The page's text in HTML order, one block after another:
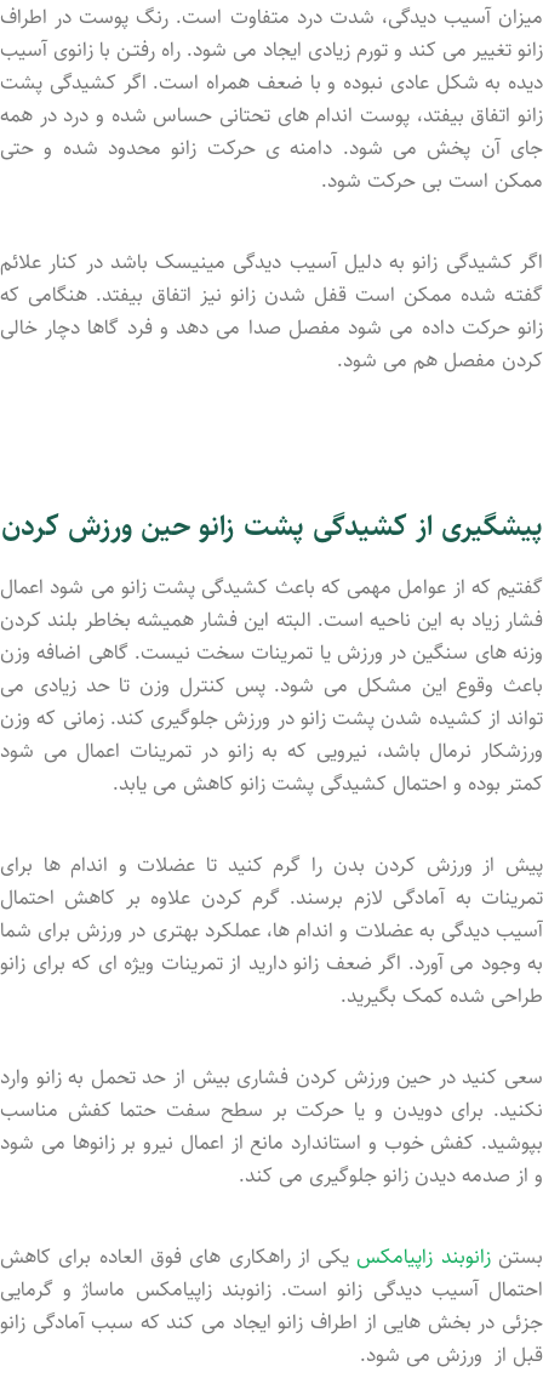
میزان آسیب دیدگی، شدت درد متفاوت است. رنگ پوست در اطراف
زانو تغییر می کند و تورم زیادی ایجاد می شود. راه رفتـن با زانوی آسیب
دید‌ه به شکل عادی نبوده و با ضعف همراه است. اگر کشیدگی پشت
زانو اتفاق بیفتد، پوست اندام های تحتانی حساس شد‌ه و درد در همه
جای آن پخش می شود. دامنه ی حرکت زانو محدود شد‌ه و حتی
ممکن است بی حرکت شود.
اگر کشیدگی زانو به دلیل آسیب دیدگی مینیسک باشد در کنار علائم
گفتـه شد‌ه ممکن است قفل شد‌ن زانو نیز اتفاق بیفتد. هنگامی که
زانو حرکت داد‌ه می شود مفصل صدا می دهد و فرد گاها دچار خالی
کردن مفصل هم می شود.
پیشگیری از کشیدگی پشت زانو حین ورزش کردن
گفتیم که از عوامل مهمی که باعث کشیدگی پشت زانو می شود اعمال
فشار زیاد به این ناحیه است. البته این فشار همیشه بخاطر بلند کردن
وزنه های سنگین در ورزش یا تمرینات سخت نیست. گاهی اضافه وزن
باعث وقوع این مشکل می شود. پس کنترل وزن تا حد زیادی می
تواند از کشیده شدن پشت زانو در ورزش جلوگیری کند. زمانی که وزن
ورزشکار نرمال باشد، نیرویی که به زانو در تمرینات اعمال می شود
کمتر بوده و احتمال کشیدگی پشت زانو کاهش می یابد.
پیش از ورزش کردن بدن را گرم کنید تا عضلات و اندام ها برای
تمرینات به آمادگی لازم برسند. گرم کردن علاوه بر کاهش احتمال
آسیب دیدگی به عضلات و اندام ها، عملکرد بهتری در ورزش برای شما
به وجود می آورد. اگر ضعف زانو دارید از تمرینات ویژه ای که برای زانو
طراحی شد‌ه کمک بگیرید.
سعی کنید در حین ورزش کردن فشاری بیش از حد تحمل به زانو وارد
نکنید. برای دویدن و یا حرکت بر سطح سفت حتما کفش مناسب
بپوشید. کفش خوب و استاندارد مانع از اعمال نیرو بر زانوها می شود
و از صدمه دیدن زانو جلوگیری می کند.
بستنزانوبند زاپیامکس یکی از راهکاری های فوق العاده برای کاهش
احتمال آسیب دیدگی زانو است. زانوبند زاپیامکس ماساژ و گرمایی
جزئی در بخش هایی از اطراف زانو ایجاد می کند که سبب آمادگی زانو
قبل از ورزش می شود.